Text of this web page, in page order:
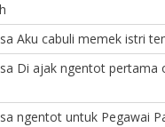
Aku cabuli memek istri
Di ajak ngentot pertama
ngentot untuk Pegawai